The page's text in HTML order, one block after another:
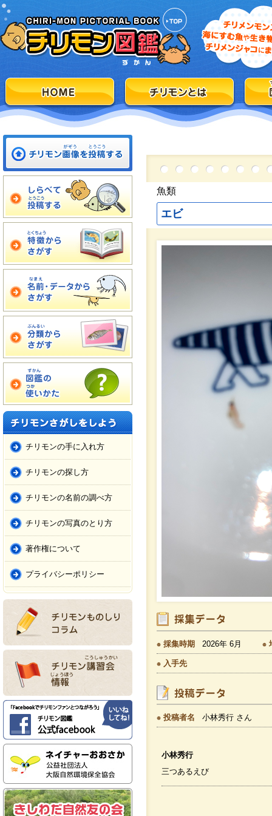
チリモンの手に入れ方
チリモンの探し方
チリモンの名前の調べ方
チリモンの写真のとり方
著作権について
プライバシーポリシー
魚類
エビ
採集時期 2026年 6月
入手先
投稿者名 小林秀行 さん
小林秀行
三つあるえび